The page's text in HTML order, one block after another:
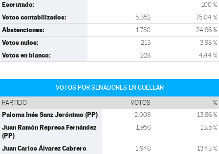
Escrutado: 100 %
Votos contabilizados: 5.352 75,04 %
Abstenciones: 1.780 24,96 %
Votos nulos: 213 3,98 %
Votos en blanco: 228 4,44 %
VOTOS POR SENADORES EN CUÉLLAR
PARTIDO VOTOS %
Paloma Inés Sanz Jerónimo (PP) 2.008 13,86 %
Juan Ramón Represa Fernández
(PP)
1.956 13,5 %
Juan Carlos Álvarez Cabrero
1.946 13,43 %